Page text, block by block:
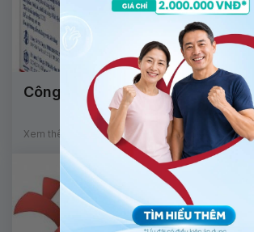
Công dụng thuốc Sildenafil 50mg
Xem thêm